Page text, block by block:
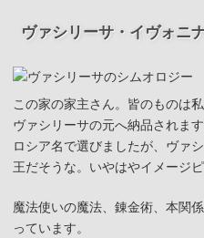
ヴァシリーサ・イヴォニ
この家の家主さん。皆のものは
ヴァシリーサの元へ納品されま
ロシア名で選びましたが、ヴァ
王だそうな。いやはやイメージ
魔法使いの魔法、錬金術、本関
っています。